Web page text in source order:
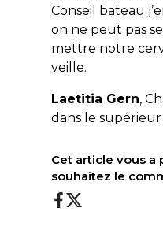
Conseil bateau
on ne peut pas
mettre notre
veille.
Laetitia Gern,
dans le supérieur
Cet article vous a
souhaitez le